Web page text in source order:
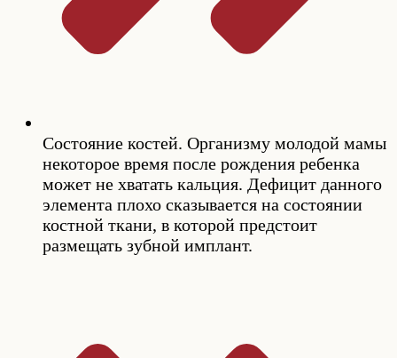
Состояние костей. Организму молодой мамы
некоторое время после рождения ребенка
может не хватать кальция. Дефицит данного
элемента плохо сказывается на состоянии
костной ткани, в которой предстоит
размещать зубной имплант.